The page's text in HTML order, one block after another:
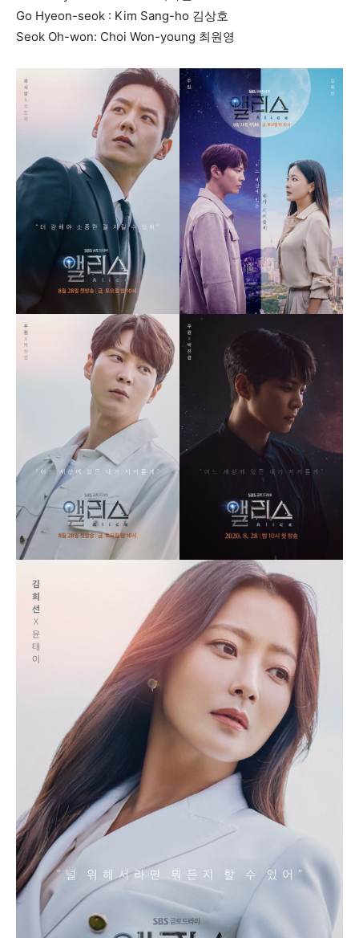
Go Hyeon-seok : Kim Sang-ho 김상호
Seok Oh-won: Choi Won-young 최원영